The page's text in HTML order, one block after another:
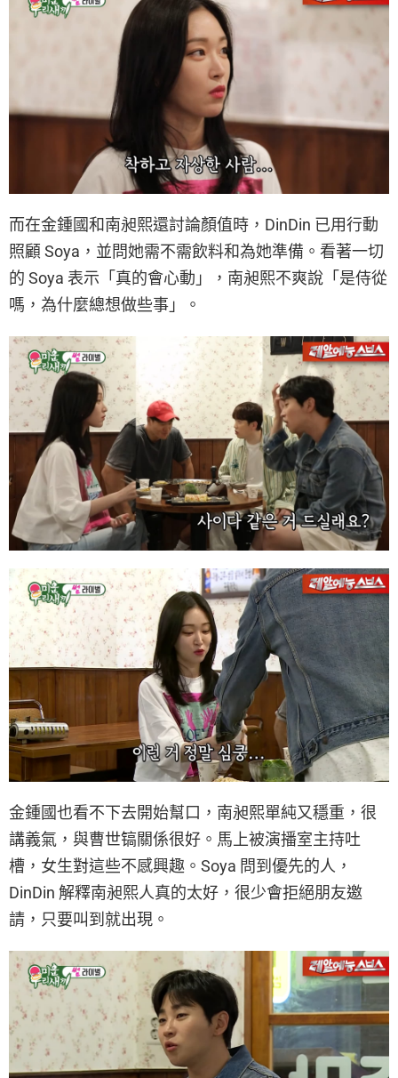
而在金鍾國和南昶熙還討論顏值時，DinDin 已用行動
照顧 Soya，並問她需不需飲料和為她準備。看著一切
的 Soya 表示「真的會心動」，南昶熙不爽說「是侍從
嗎，為什麼總想做些事」。
金鍾國也看不下去開始幫口，南昶熙單純又穩重，很
講義氣，與曹世镐關係很好。馬上被演播室主持吐
槽，女生對這些不感興趣。Soya 問到優先的人，
DinDin 解釋南昶熙人真的太好，很少會拒絕朋友邀
請，只要叫到就出現。